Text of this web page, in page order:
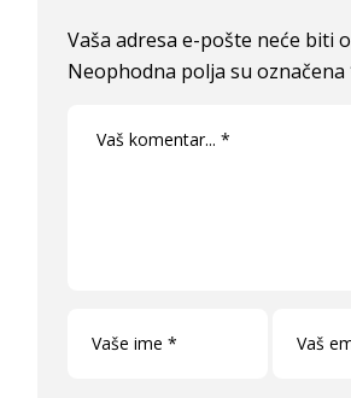
Vaša adresa e-pošte neće biti
Neophodna polja su označena